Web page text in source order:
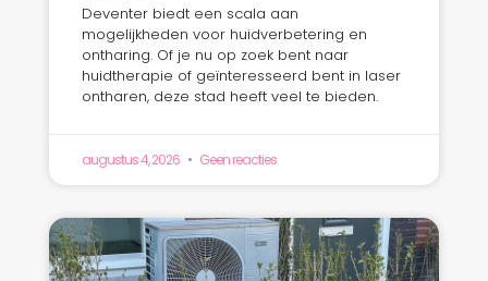
Deventer biedt een scala aan
mogelijkheden voor huidverbetering en
ontharing. Of je nu op zoek bent naar
huidtherapie of geïnteresseerd bent in laser
ontharen, deze stad heeft veel te bieden.
augustus 4, 2026 Geen reacties